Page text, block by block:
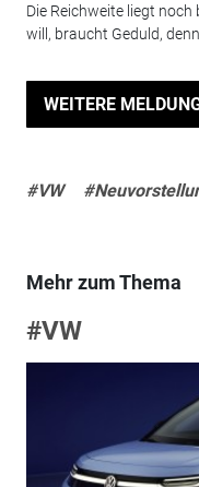
Die Reichweite liegt
will, braucht Geduld,
WEITERE
#VW
Mehr zum Thema
#VW